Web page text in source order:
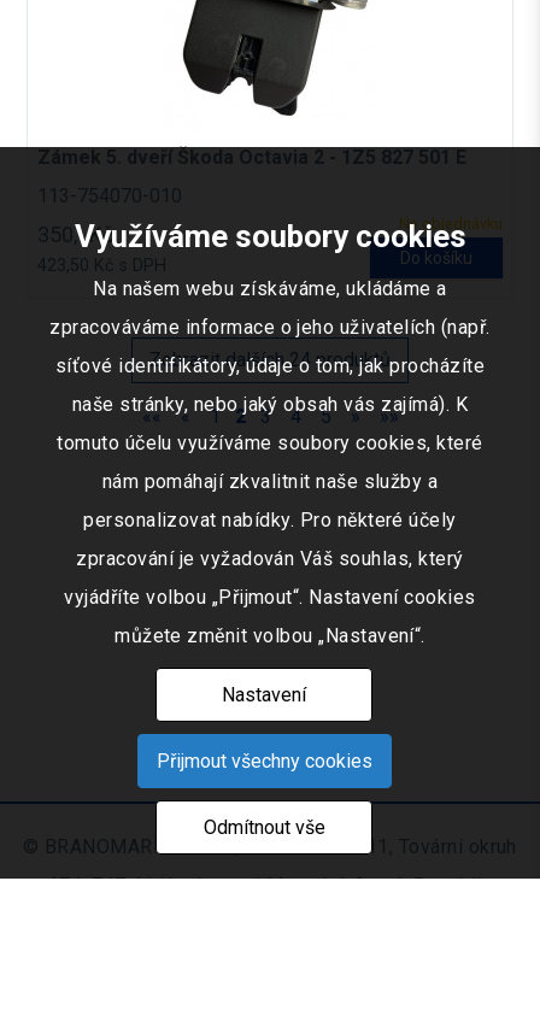
Zámek 5. dveří Škoda Octavia 2 - 1Z5 827 501 E
113-754070-010
Na objednávku
350,- Kč
423,50 Kč s DPH Do košíku
Zobrazit dalších 24 produktů
«« « 1 2 3 4 5 » »»
© BRANOMARKET s.r.o., IČO: 253 51 311, Tovární okruh
674, 747 41 Hradec nad Moravicí, Czech Republic
Využíváme soubory cookies
Na našem webu získáváme, ukládáme a
zpracováváme informace o jeho uživatelích (např.
síťové identifikátory, údaje o tom, jak procházíte
naše stránky, nebo jaký obsah vás zajímá). K
tomuto účelu využíváme soubory cookies, které
nám pomáhají zkvalitnit naše služby a
personalizovat nabídky. Pro některé účely
zpracování je vyžadován Váš souhlas, který
vyjádříte volbou „Přijmout“. Nastavení cookies
můžete změnit volbou „Nastavení“.
Nastavení
Přijmout všechny cookies
Odmítnout vše